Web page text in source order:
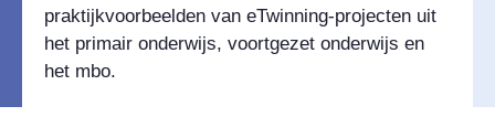
praktijkvoorbeelden van eTwinning-projecten uit
het primair onderwijs, voortgezet onderwijs en
het mbo.